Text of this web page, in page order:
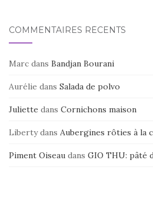
COMMENTAIRES RÉCENTS
Marc dans Bandjan Bourani
Aurélie dans Salada de polvo
Juliette dans Cornichons maison
Libertydans Aubergines rôties à la
Piment Oiseau dans GIO THU: pâté